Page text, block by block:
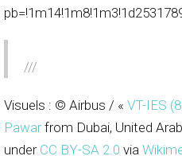
///
Visuels : © Airbus / « VT-IES
Pawarfrom Dubai, United
under CC BY-SA 2.0 via